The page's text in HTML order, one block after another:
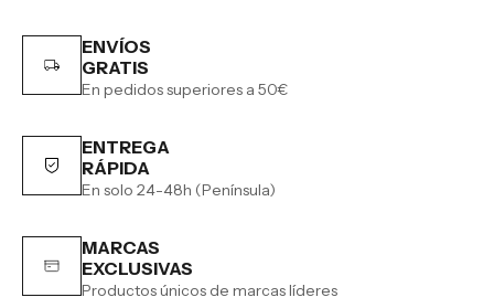
ENVÍOS
GRATIS
En pedidos superiores a 50€
ENTREGA
RÁPIDA
En solo 24-48h (Península)
MARCAS
EXCLUSIVAS
Productos únicos de marcas líderes